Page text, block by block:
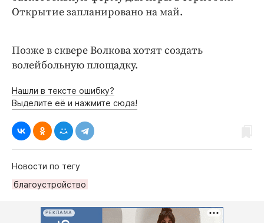
Открытие запланировано на май.
Позже в сквере Волкова хотят создать
волейбольную площадку.
Нашли в тексте ошибку?
Выделите её и нажмите сюда!
Новости по тегу
благоустройство
РЕКЛАМА